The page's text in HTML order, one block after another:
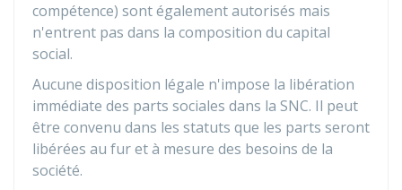
compétence) sont également autorisés mais
n'entrent pas dans la composition du capital
social.
Aucune disposition légale n'impose la libération
immédiate des parts sociales dans la SNC. Il peut
être convenu dans les statuts que les parts seront
libérées au fur et à mesure des besoins de la
société.